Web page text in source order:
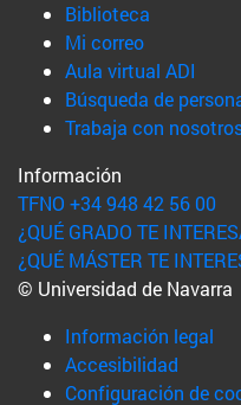
Biblioteca
Mi correo(abre en
Aula virtual ADI
Búsqueda de
Trabaja con
Información
TFNO +34 948 42 56 00
¿QUÉ GRADO TE
¿QUÉ MÁSTER TE
© Universidad de Navarra
Información legal
Accesibilidad
Configuración de